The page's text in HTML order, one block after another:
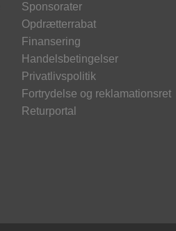
Sponsorater
Opdrætterrabat
Finansering
Handelsbetingelser
Privatlivspolitik
Fortrydelse og reklamationsret
Returportal